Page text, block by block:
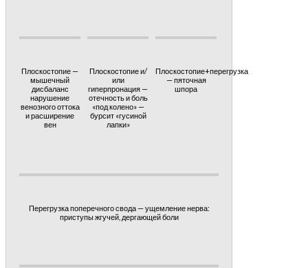
Плоскостопие —
мышечный
дисбаланс
нарушение
венозного оттока
и расширение
вен
Плоскостопие и/
или
гиперпронация —
отечность и боль
«под колено» —
бурсит «гусиной
лапки»
Плоскостопие+перегрузка
— пяточная
шпора
Перегрузка поперечного свода — ущемление нерва:
приступы жгучей, дергающей боли